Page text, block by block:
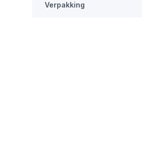
Verpakking